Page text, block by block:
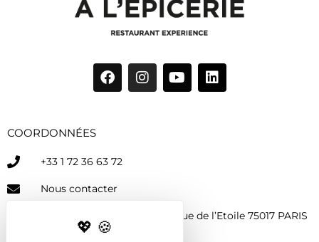
COORDONNÉES
+33 1 72 36 63 72
Nous contacter
33 avenue de Wagram 8-10 rue de l’Etoile 75017 PARIS